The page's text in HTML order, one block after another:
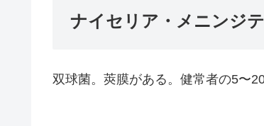
ナイセリア・メニンジ
双球菌。莢膜がある。健常者の5〜